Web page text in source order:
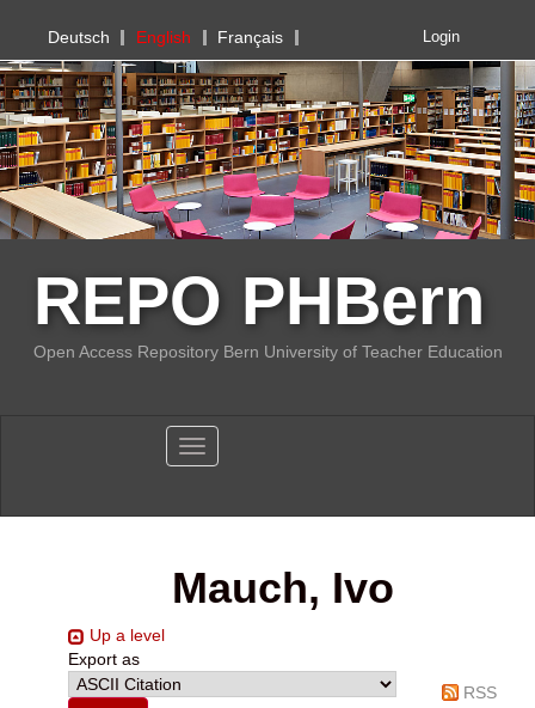
PHBern
Deutsch English Français Login
REPO PHBern
Open Access Repository Bern University of Teacher Education
Toggle navigation
Mauch, Ivo
Up a level
Export as
RSS